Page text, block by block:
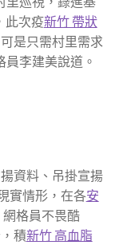
此次疫新竹 帶狀
是只需村里需求
李建美說道。
資料、吊掛宣揚
實情形，在各安
格員不畏酷
積新竹 高血脂